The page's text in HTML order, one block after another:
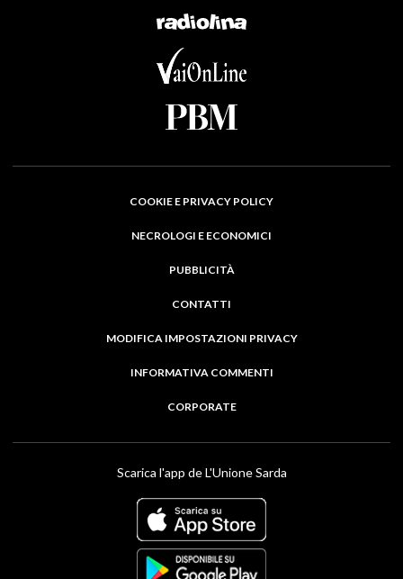
COOKIE E PRIVACY POLICY
NECROLOGI E ECONOMICI
PUBBLICITÀ
CONTATTI
MODIFICA IMPOSTAZIONI PRIVACY
INFORMATIVA COMMENTI
CORPORATE
Scarica l'app de L'Unione Sarda